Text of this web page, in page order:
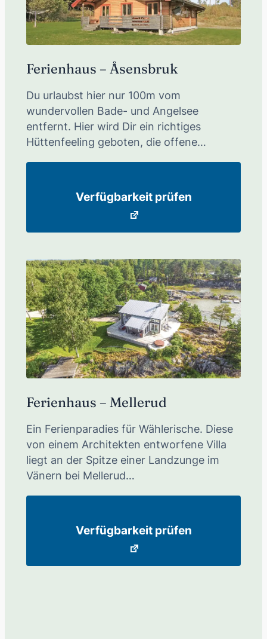
Ferienhaus – Åsensbruk
Du urlaubst hier nur 100m vom
wundervollen Bade- und Angelsee
entfernt. Hier wird Dir ein richtiges
Hüttenfeeling geboten, die offene…
Verfügbarkeit prüfen
Ferienhaus – Mellerud
Ein Ferienparadies für Wählerische. Diese
von einem Architekten entworfene Villa
liegt an der Spitze einer Landzunge im
Vänern bei Mellerud…
Verfügbarkeit prüfen